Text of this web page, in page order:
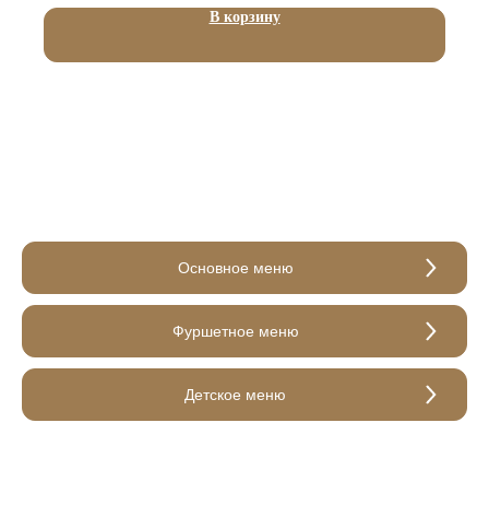
В корзину
Основное меню
Фуршетное меню
Детское меню